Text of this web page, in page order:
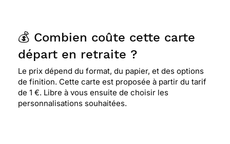
💰 Combien coûte cette carte
départ en retraite ?
Le prix dépend du format, du papier, et des options
de finition. Cette carte est proposée à partir du tarif
de 1 €. Libre à vous ensuite de choisir les
personnalisations souhaitées.